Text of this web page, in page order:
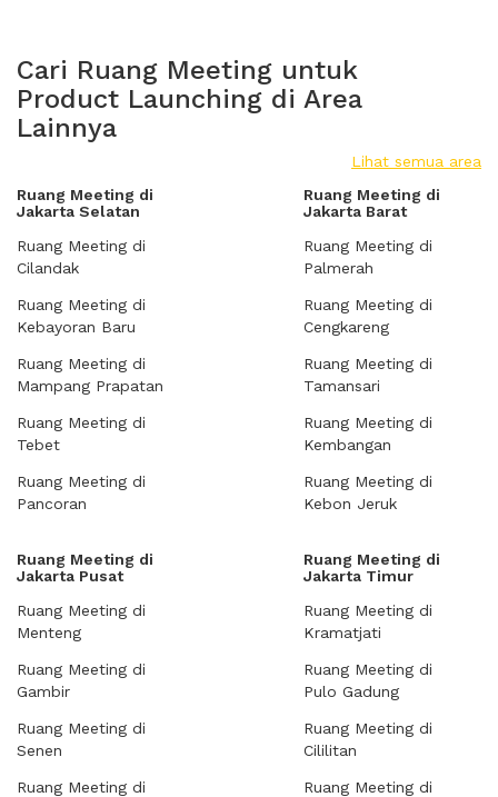
Cari Ruang Meeting untuk
Product Launching di Area
Lainnya
Lihat semua area
Ruang Meeting di
Jakarta Selatan
Ruang Meeting di
Cilandak
Ruang Meeting di
Kebayoran Baru
Ruang Meeting di
Mampang Prapatan
Ruang Meeting di
Tebet
Ruang Meeting di
Pancoran
Ruang Meeting di
Jakarta Barat
Ruang Meeting di
Palmerah
Ruang Meeting di
Cengkareng
Ruang Meeting di
Tamansari
Ruang Meeting di
Kembangan
Ruang Meeting di
Kebon Jeruk
Ruang Meeting di
Jakarta Pusat
Ruang Meeting di
Menteng
Ruang Meeting di
Gambir
Ruang Meeting di
Senen
Ruang Meeting di
Ruang Meeting di
Jakarta Timur
Ruang Meeting di
Kramatjati
Ruang Meeting di
Pulo Gadung
Ruang Meeting di
Cililitan
Ruang Meeting di